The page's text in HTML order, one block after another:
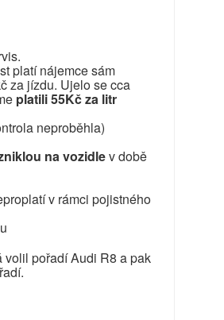
platí nájemce sám
za jízdu. Ujelo se cca
platili 55Kč za litr
neproběhla)
na vozidlev době
v rámci pojistného
volil pořadí Audi R8 a pak